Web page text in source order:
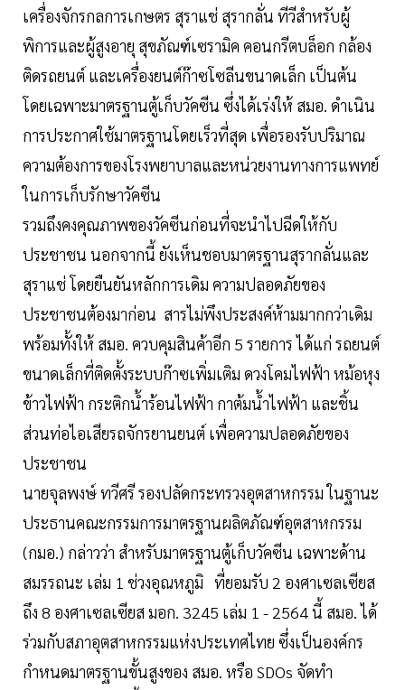
เครื่องจักรกลการเกษตร สุราแช่ สุรากลั่น ทีวีสำหรับผู้
พิการและผู้สูงอายุ สุขภัณฑ์เซรามิค คอนกรีตบล็อก กล้อง
ติดรถยนต์ และเครื่องยนต์ก๊าซโซลีนขนาดเล็ก เป็นต้น
โดยเฉพาะมาตรฐานตู้เก็บวัคซีน ซึ่งได้เร่งให้ สมอ. ดำเนิน
การประกาศใช้มาตรฐานโดยเร็วที่สุด เพื่อรองรับปริมาณ
ความต้องการของโรงพยาบาลและหน่วยงานทางการแพทย์
ในการเก็บรักษาวัคซีน
รวมถึงคงคุณภาพของวัคซีนก่อนที่จะนำไปฉีดให้กับ
ประชาชน นอกจากนี้ ยังเห็นชอบมาตรฐานสุรากลั่นและ
สุราแช่ โดยยืนยันหลักการเดิม ความปลอดภัยของ
ประชาชนต้องมาก่อน สารไม่พึงประสงค์ห้ามมากกว่าเดิม
พร้อมทั้งให้ สมอ. ควบคุมสินค้าอีก 5 รายการ ได้แก่ รถยนต์
ขนาดเล็กที่ติดตั้งระบบก๊าซเพิ่มเติม ดวงโคมไฟฟ้า หม้อหุง
ข้าวไฟฟ้า กระติกน้ำร้อนไฟฟ้า กาต้มน้ำไฟฟ้า และชิ้น
ส่วนท่อไอเสียรถจักรยานยนต์ เพื่อความปลอดภัยของ
ประชาชน
นายจุลพงษ์ ทวีศรี รองปลัดกระทรวงอุตสาหกรรม ในฐานะ
ประธานคณะกรรมการมาตรฐานผลิตภัณฑ์อุตสาหกรรม
(กมอ.) กล่าวว่า สำหรับมาตรฐานตู้เก็บวัคซีน เฉพาะด้าน
สมรรถนะ เล่ม 1 ช่วงอุณหภูมิ ที่ยอมรับ 2 องศาเซลเซียส
ถึง 8 องศาเซลเซียส มอก. 3245 เล่ม 1 - 2564 นี้ สมอ. ได้
ร่วมกับสภาอุตสาหกรรมแห่งประเทศไทย ซึ่งเป็นองค์กร
กำหนดมาตรฐานขั้นสูงของ สมอ. หรือ SDOs จัดทำ